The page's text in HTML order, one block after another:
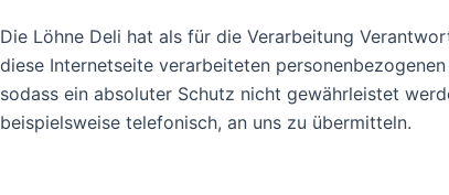
Die Löhne Deli hat als für die Verarbeitung
diese Internetseite verarbeiteten
sodass ein absoluter Schutz nicht gewährleistet
beispielsweise telefonisch, an uns zu übermitteln.